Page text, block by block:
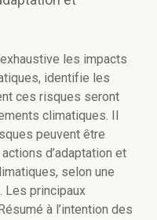
les impacts
identifie les
ces risques seront
climatiques. Il
peuvent être
d’adaptation et
selon une
Les principaux
à l’intention des